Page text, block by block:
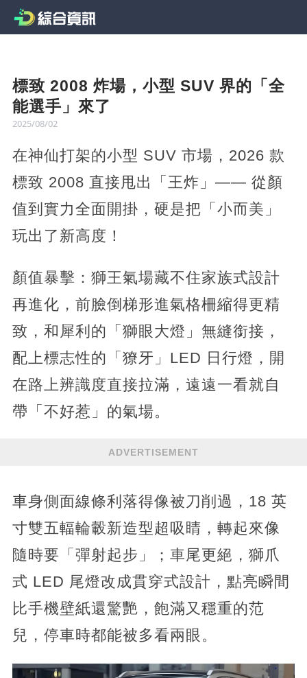
標致 2008 炸場，小型 SUV 界的「全
能選手」來了
2025/08/02
在神仙打架的小型 SUV 市場，2026 款
標致 2008 直接甩出「王炸」—— 從顏
值到實力全面開掛，硬是把「小而美」
玩出了新高度！
顏值暴擊：獅王氣場藏不住家族式設計
再進化，前臉倒梯形進氣格柵縮得更精
致，和犀利的「獅眼大燈」無縫銜接，
配上標志性的「獠牙」LED 日行燈，開
在路上辨識度直接拉滿，遠遠一看就自
帶「不好惹」的氣場。
ADVERTISEMENT
車身側面線條利落得像被刀削過，18 英
寸雙五輻輪轂新造型超吸睛，轉起來像
隨時要「彈射起步」；車尾更絕，獅爪
式 LED 尾燈改成貫穿式設計，點亮瞬間
比手機壁紙還驚艷，飽滿又穩重的范
兒，停車時都能被多看兩眼。